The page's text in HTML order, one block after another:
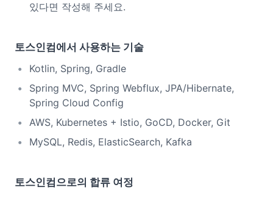
있다면 작성해 주세요.
토스인컴에서 사용하는 기술
Kotlin, Spring, Gradle
Spring MVC, Spring Webflux, JPA/Hibernate,
Spring Cloud Config
AWS, Kubernetes + Istio, GoCD, Docker, Git
MySQL, Redis, ElasticSearch, Kafka
토스인컴으로의 합류 여정